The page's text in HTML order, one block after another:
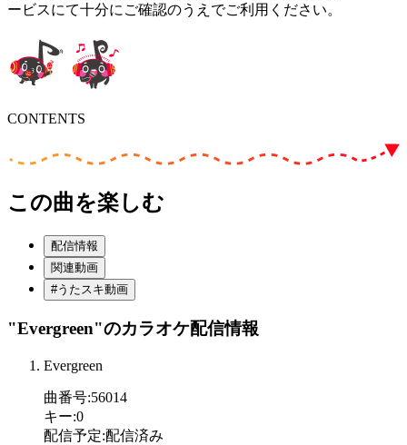
ービスにて十分にご確認のうえでご利用ください。
CONTENTS
この曲を楽しむ
配信情報
関連動画
#うたスキ動画
"Evergreen"のカラオケ配信情報
Evergreen
曲番号:56014
キー:0
配信予定:配信済み